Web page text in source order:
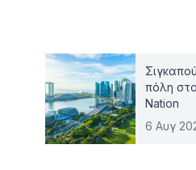
πόλη
Nation
6 Αυγ